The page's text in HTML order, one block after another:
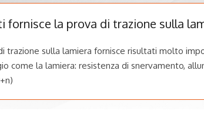
fornisce la prova di trazione sulla
trazione sulla lamiera fornisce risultati molto
come la lamiera: resistenza di snervamento,